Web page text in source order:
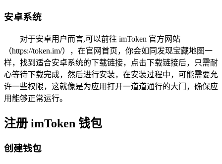
安卓系统
对于安卓用户而言,可以前往 imToken 官方网站
（https://token.im/），在官网首页，你会如同发现宝藏地图一
样，找到适合安卓系统的下载链接，点击下载链接后，只需耐
心等待下载完成，然后进行安装，在安装过程中，可能需要允
许一些权限，这就像是为应用打开一道道通行的大门，确保应
用能够正常运行。
注册 imToken 钱包
创建钱包